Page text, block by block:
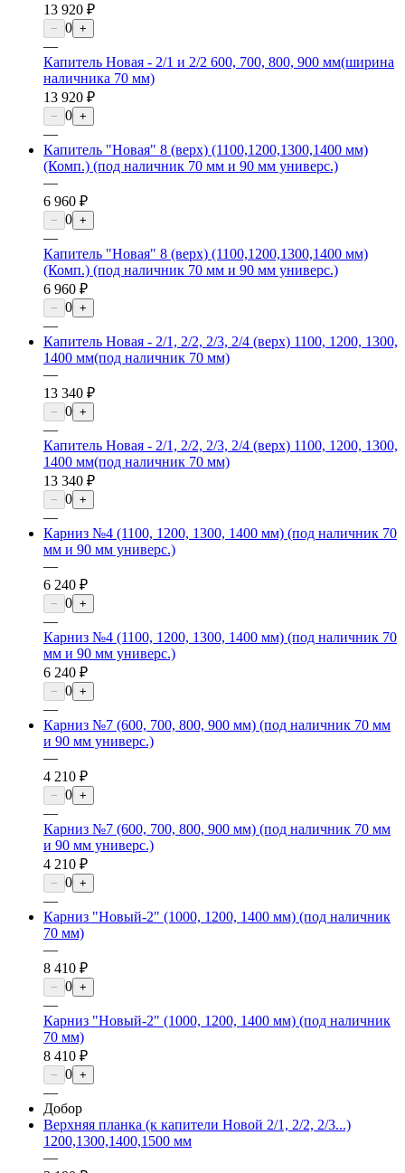
13 920 ₽
− 0 +
—
Капитель Новая - 2/1 и 2/2 600, 700, 800, 900 мм(ширина
наличника 70 мм)
13 920 ₽
− 0 +
—
Капитель "Новая" 8 (верх) (1100,1200,1300,1400 мм)
(Комп.) (под наличник 70 мм и 90 мм универс.)
—
6 960 ₽
− 0 +
—
Капитель "Новая" 8 (верх) (1100,1200,1300,1400 мм)
(Комп.) (под наличник 70 мм и 90 мм универс.)
6 960 ₽
− 0 +
—
Капитель Новая - 2/1, 2/2, 2/3, 2/4 (верх) 1100, 1200, 1300,
1400 мм(под наличник 70 мм)
—
13 340 ₽
− 0 +
—
Капитель Новая - 2/1, 2/2, 2/3, 2/4 (верх) 1100, 1200, 1300,
1400 мм(под наличник 70 мм)
13 340 ₽
− 0 +
—
Карниз №4 (1100, 1200, 1300, 1400 мм) (под наличник 70
мм и 90 мм универс.)
—
6 240 ₽
− 0 +
—
Карниз №4 (1100, 1200, 1300, 1400 мм) (под наличник 70
мм и 90 мм универс.)
6 240 ₽
− 0 +
—
Карниз №7 (600, 700, 800, 900 мм) (под наличник 70 мм
и 90 мм универс.)
—
4 210 ₽
− 0 +
—
Карниз №7 (600, 700, 800, 900 мм) (под наличник 70 мм
и 90 мм универс.)
4 210 ₽
− 0 +
—
Карниз "Новый-2" (1000, 1200, 1400 мм) (под наличник
70 мм)
—
8 410 ₽
− 0 +
—
Карниз "Новый-2" (1000, 1200, 1400 мм) (под наличник
70 мм)
8 410 ₽
− 0 +
—
Добор
Верхняя планка (к капители Новой 2/1, 2/2, 2/3...)
1200,1300,1400,1500 мм
—